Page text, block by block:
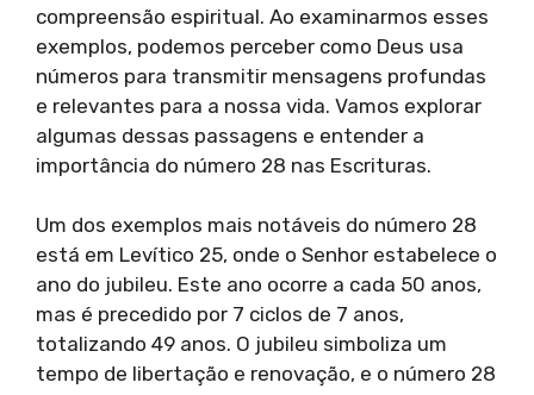
compreensão espiritual. Ao examinarmos esses
exemplos, podemos perceber como Deus usa
números para transmitir mensagens profundas
e relevantes para a nossa vida. Vamos explorar
algumas dessas passagens e entender a
importância do número 28 nas Escrituras.
Um dos exemplos mais notáveis do número 28
está em Levítico 25, onde o Senhor estabelece o
ano do jubileu. Este ano ocorre a cada 50 anos,
mas é precedido por 7 ciclos de 7 anos,
totalizando 49 anos. O jubileu simboliza um
tempo de libertação e renovação, e o número 28